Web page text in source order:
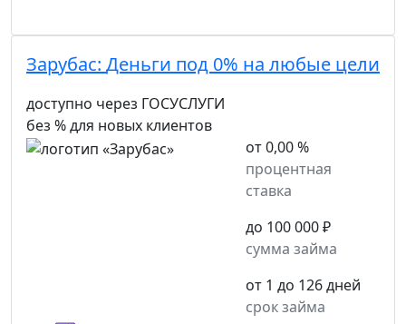
Зарубас: Деньги под 0% на любые цели
доступно через ГОСУСЛУГИ
без % для новых клиентов
от 0,00 %
процентная
ставка
до 100 000 ₽
сумма займа
от 1 до 126 дней
срок займа